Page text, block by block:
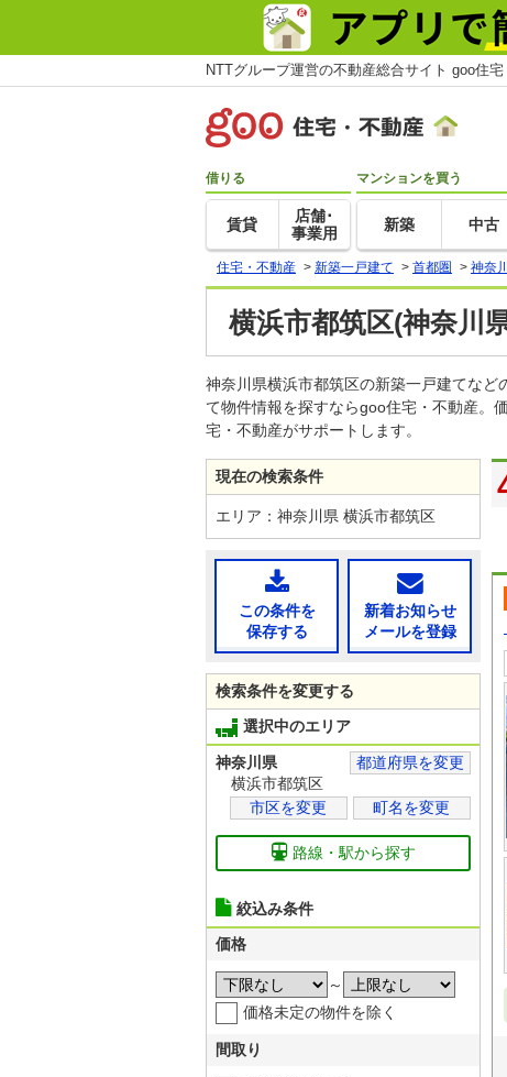
NTTグループ運営の不動産総合サイト goo住宅
借りる
賃貸
店舗･
事業用
マンションを買う
新築 中古
住宅・不動産 > 新築一戸建て > 首都圏 > 神奈
横浜市都筑区(神奈川
神奈川県横浜市都筑区の新築一戸建てな
て物件情報を探すならgoo住宅・不動産。
宅・不動産がサポートします。
現在の検索条件
エリア：神奈川県 横浜市都筑区
この条件を
保存する
新着お知らせ
メールを登録
検索条件を変更する
選択中のエリア
神奈川県
都道府県を変更
横浜市都筑区
市区を変更
町名を変更
路線・駅から探す
絞込み条件
価格
～
価格未定の物件を除く
間取り